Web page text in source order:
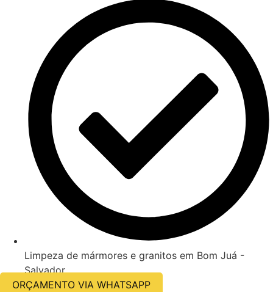
Limpeza de mármores e granitos em Bom Juá -
Salvador
ORÇAMENTO VIA WHATSAPP